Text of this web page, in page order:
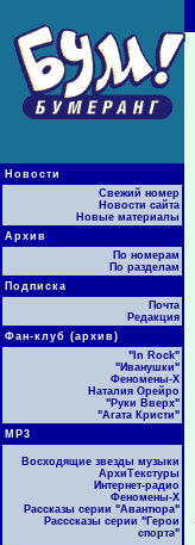
Новости
Свежий номер
Новости сайта
Новые материалы
Архив
По номерам
По разделам
Подписка
Почта
Редакция
Фан-клуб (архив)
"In Rock"
"Иванушки"
Феномены-Х
Наталия Орейро
"Руки Вверх"
"Агата Кристи"
МР3
Восходящие звезды музыки
АрхиТекстуры
Интернет-радио
Феномены-Х
Рассказы серии "Авантюра"
Расссказы серии "Герои
спорта"